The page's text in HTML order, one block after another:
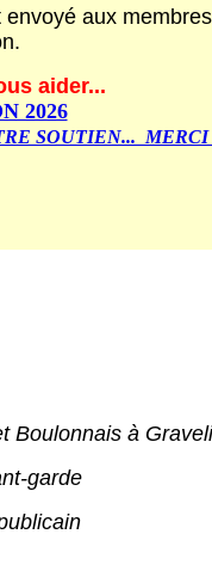
envoyé aux
aider...
2026
SOUTIEN...
Boulonnais à
garde